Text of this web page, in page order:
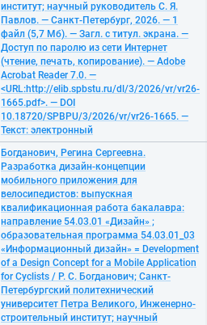
институт; научный руководитель С. Я.
Павлов. — Санкт-Петербург, 2026. — 1
файл (5,7 Мб). — Загл. с титул. экрана. —
Доступ по паролю из сети Интернет
(чтение, печать, копирование). — Adobe
Acrobat Reader 7.0. —
<URL:http://elib.spbstu.ru/dl/3/2026/vr/vr26-
1665.pdf>. — DOI
10.18720/SPBPU/3/2026/vr/vr26-1665. —
Текст: электронный
Богданович, Регина Сергеевна.
Разработка дизайн-концепции
мобильного приложения для
велосипедистов: выпускная
квалификационная работа бакалавра:
направление 54.03.01 «Дизайн» ;
образовательная программа 54.03.01_03
«Информационный дизайн» = Development
of a Design Concept for a Mobile Application
for Cyclists / Р. С. Богданович; Санкт-
Петербургский политехнический
университет Петра Великого, Инженерно-
строительный институт; научный